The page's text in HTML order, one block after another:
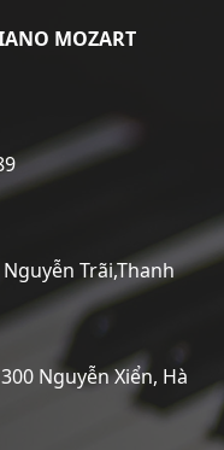
MOZART
Trãi,Thanh
300 Nguyễn Xiển, Hà